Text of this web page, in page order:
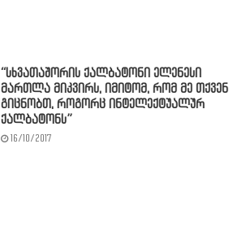
“სხვათაშორის ქალბატონი ელენესი
მართლა მიკვირს, იმიტომ, რომ მე თქვენ
გიცნობთ, როგორც ინტელექტუალურ
ქალბატონს”
16/10/2017